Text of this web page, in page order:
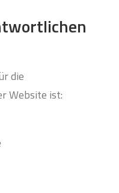
die
Website ist: